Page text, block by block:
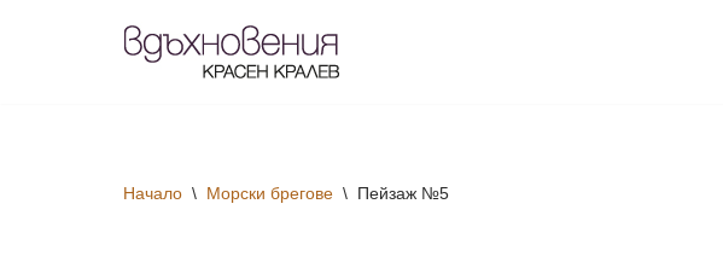
Начало \ Морски брегове \ Пейзаж №5